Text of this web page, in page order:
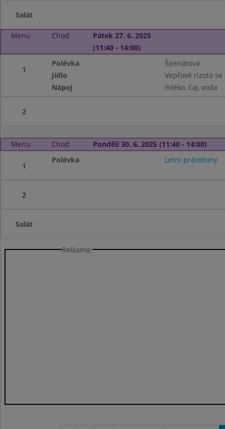
Salát
Menu Chod
Pátek 27. 6. 2025
(11:40 - 14:00)
1
Polévka
Špenátová
Jídlo
Vepřové rizoto
Nápoj
mléko, čaj, voda
2
Menu Chod Pondělí 30. 6. 2025 (11:40 - 14:00)
1
Polévka Letní prázdniny
2
Salát
Reklama: